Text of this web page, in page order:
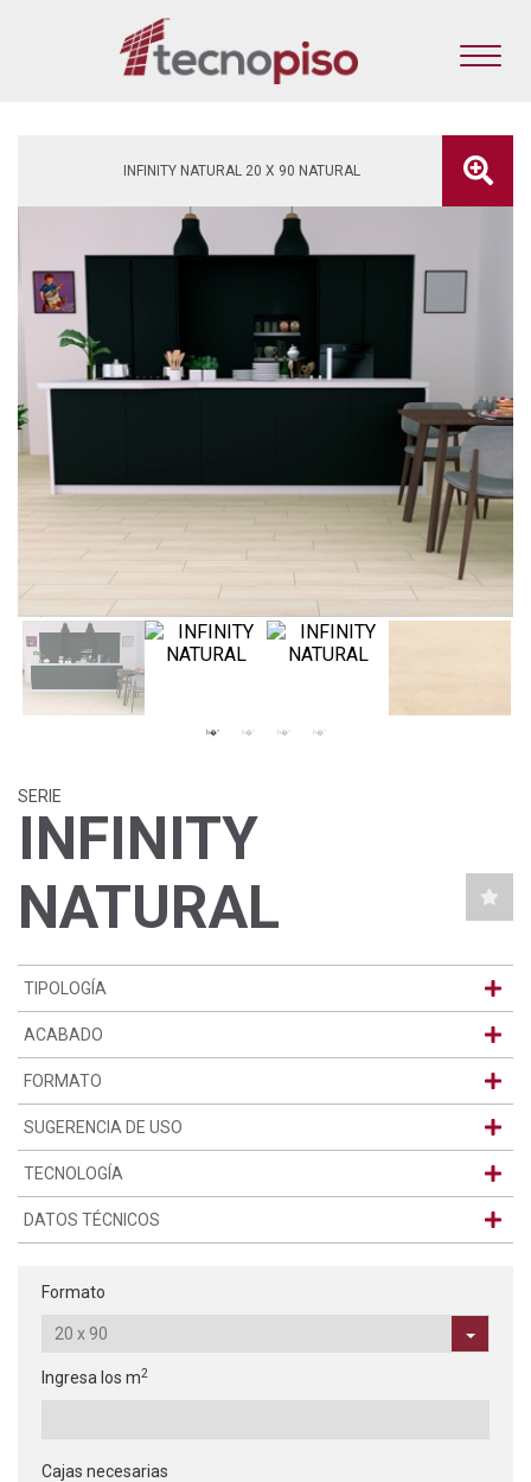
INFINITY NATURAL 20 X 90 NATURAL
SERIE
INFINITY
NATURAL
TIPOLOGÍA
ACABADO
FORMATO
SUGERENCIA DE USO
TECNOLOGÍA
DATOS TÉCNICOS
Formato
Ingresa los m2
Cajas necesarias